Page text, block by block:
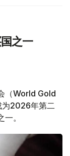
之一
（World Gold
为2026年第二
。